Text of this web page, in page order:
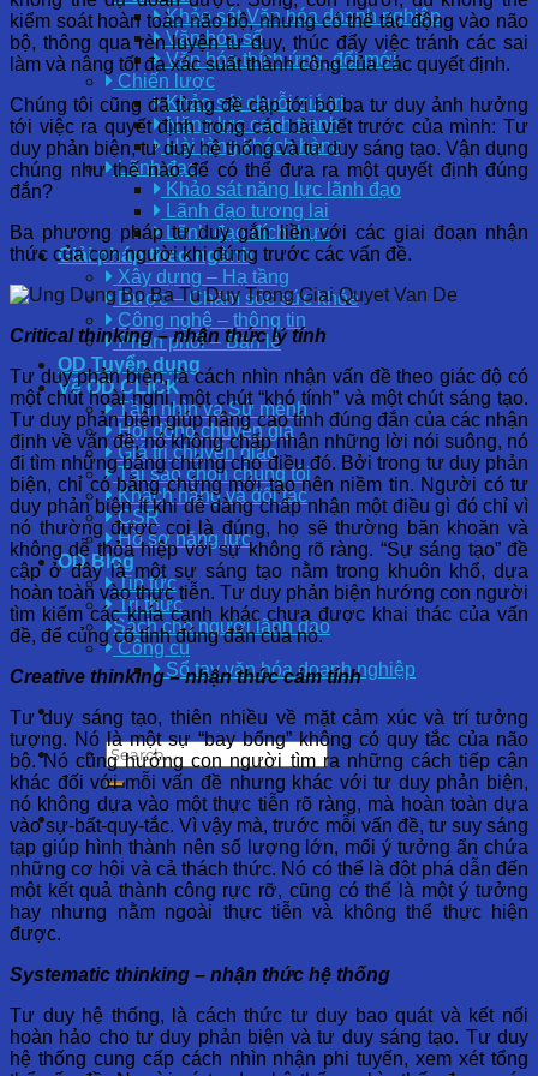
Khảo sát Văn hóa doanh nghiệp
Văn hóa số
Văn hóa thích ứng, đổi mới
Chiến lược
Khảo sát chuỗi giá trị
Năng lực cạnh tranh
Hài lòng khách hàng
Lãnh đạo
Khảo sát năng lực lãnh đạo
Lãnh đạo tương lai
Lãnh đạo đích thực
Giải pháp theo ngành
Xây dựng – Hạ tầng
Dược – Chăm sóc sức khỏe
Công nghệ – thông tin
Phân phối – Bán lẻ
OD Tuyển dụng
Về OD CLICK
Tầm nhìn và Sứ mệnh
Hội đồng chuyên gia
Giá trị chuyển giao
Tại sao chọn chúng tôi
Khách hàng và đối tác
CSR
Hồ sơ năng lực
OD Blog
Tin tức
Tri thức
Sách cho người lãnh đạo
Công cụ
Sổ tay văn hóa doanh nghiệp
kiểm soát hoàn toàn não bộ, nhưng có thể tác động vào não
bộ, thông qua rèn luyện tư duy, thúc đẩy việc tránh các sai
làm và nâng tối đa xác suất thành công của các quyết định.
Chúng tôi cũng đã từng đề cập tới bộ ba tư duy ảnh hưởng
tới việc ra quyết định trong các bài viết trước của mình: Tư
duy phản biện, tư duy hệ thống và tư duy sáng tạo. Vận dụng
chúng như thế nào để có thể đưa ra một quyết định đúng
đắn?
Ba phương pháp tư duy gắn liền với các giai đoạn nhận
thức của con người khi đứng trước các vấn đề.
Critical thinking – nhận thức lý tính
Tư duy phản biện, là cách nhìn nhận vấn đề theo giác độ có
một chút hoài nghi, một chút “khó tính” và một chút sáng tạo.
Tư duy phản biện giúp nâng cao tính đúng đắn của các nhận
định về vấn đề, nó không chấp nhận những lời nói suông, nó
đi tìm những bằng chứng cho điều đó. Bởi trong tư duy phản
biện, chỉ có bằng chứng mới tạo nên niềm tin. Người có tư
duy phản biện ít khi dễ dàng chấp nhận một điều gì đó chỉ vì
nó thường được coi là đúng, họ sẽ thường băn khoăn và
không dễ thỏa hiệp với sự không rõ ràng. “Sự sáng tạo” đề
cập ở đây là một sự sáng tạo nằm trong khuôn khổ, dựa
hoàn toàn vào thực tiễn. Tư duy phản biện hướng con người
tìm kiếm các khía cạnh khác chưa được khai thác của vấn
đề, để củng cố tính đúng đắn của nó.
Creative thinking – nhận thức cảm tính
Tư duy sáng tạo, thiên nhiều về mặt cảm xúc và trí tưởng
tượng. Nó là một sự “bay bổng” không có quy tắc của não
bộ. Nó cũng hướng con người tìm ra những cách tiếp cận
khác đối với mỗi vấn đề nhưng khác với tư duy phản biện,
nó không dựa vào một thực tiễn rõ ràng, mà hoàn toàn dựa
vào sự-bất-quy-tắc. Vì vậy mà, trước mỗi vấn đề, tư suy sáng
tạp giúp hình thành nên số lượng lớn, mối ý tưởng ẩn chứa
những cơ hội và cả thách thức. Nó có thể là đột phá dẫn đến
một kết quả thành công rực rỡ, cũng có thể là một ý tưởng
hay nhưng nằm ngoài thực tiễn và không thể thực hiện
được.
Systematic thinking – nhận thức hệ thống
Tư duy hệ thống, là cách thức tư duy bao quát và kết nối
hoàn hảo cho tư duy phản biện và tư duy sáng tạo. Tư duy
hệ thống cung cấp cách nhìn nhận phi tuyến, xem xét tổng